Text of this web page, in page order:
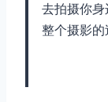
去拍摄你
整个摄影的